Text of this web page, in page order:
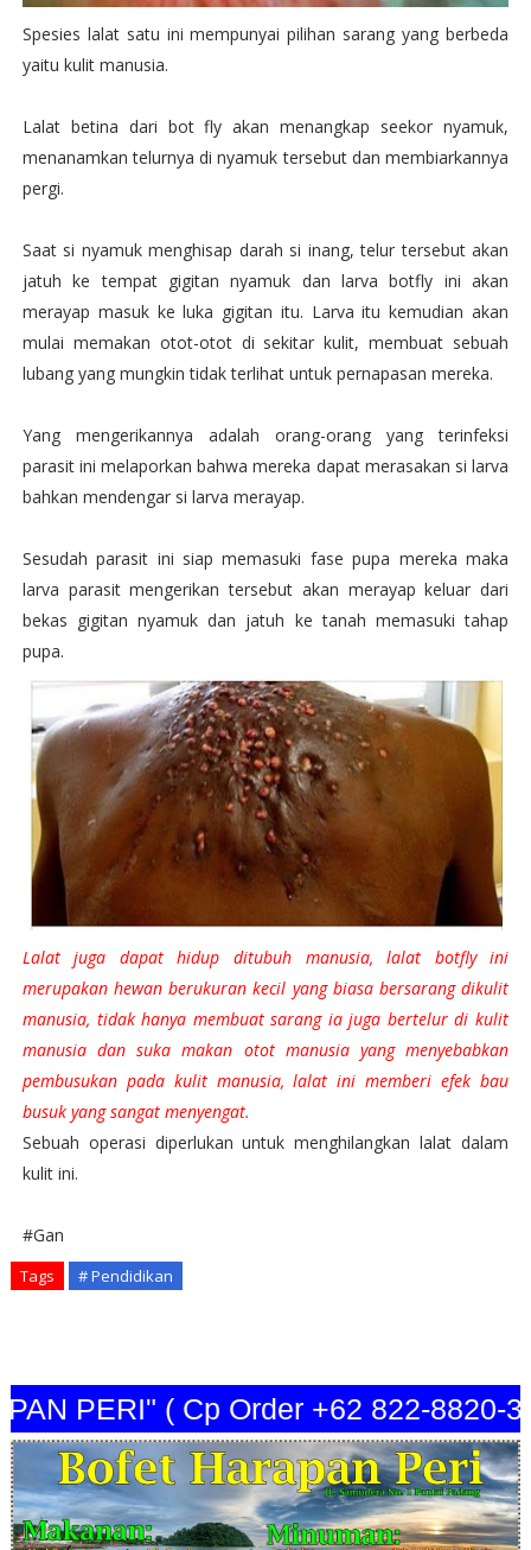
Spesies lalat satu ini mempunyai pilihan sarang yang berbeda
yaitu kulit manusia.
Lalat betina dari bot fly akan menangkap seekor nyamuk,
menanamkan telurnya di nyamuk tersebut dan membiarkannya
pergi.
Saat si nyamuk menghisap darah si inang, telur tersebut akan
jatuh ke tempat gigitan nyamuk dan larva botfly ini akan
merayap masuk ke luka gigitan itu. Larva itu kemudian akan
mulai memakan otot-otot di sekitar kulit, membuat sebuah
lubang yang mungkin tidak terlihat untuk pernapasan mereka.
Yang mengerikannya adalah orang-orang yang terinfeksi
parasit ini melaporkan bahwa mereka dapat merasakan si larva
bahkan mendengar si larva merayap.
Sesudah parasit ini siap memasuki fase pupa mereka maka
larva parasit mengerikan tersebut akan merayap keluar dari
bekas gigitan nyamuk dan jatuh ke tanah memasuki tahap
pupa.
Lalat juga dapat hidup ditubuh manusia, lalat botfly ini
merupakan hewan berukuran kecil yang biasa bersarang dikulit
manusia, tidak hanya membuat sarang ia juga bertelur di kulit
manusia dan suka makan otot manusia yang menyebabkan
pembusukan pada kulit manusia, lalat ini memberi efek bau
busuk yang sangat menyengat.
Sebuah operasi diperlukan untuk menghilangkan lalat dalam
kulit ini.
#Gan
Tags # Pendidikan
PERI" ( Cp Order +62 822-8820-